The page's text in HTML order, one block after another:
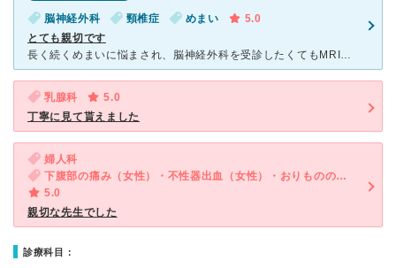
脳神経外科 頸椎症 めまい
5.0
とても親切です
長く続くめまいに悩まされ、脳神経外科を受診したくてもMRIに対してかなりの恐怖心を持っていて〔身動き取れない中でめまいが起きたらと言う事とあの音…あの神経を逆撫でるような音に耐えらない、密室に1人とゆ
乳腺科
5.0
丁寧に見て貰えました
婦人科
下腹部の痛み（女性）・不性器出血（女性）・おりものの異常（女性）
5.0
親切な先生でした
診療科目：